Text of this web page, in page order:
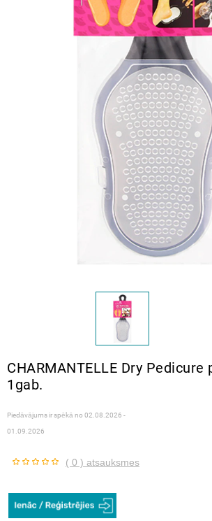
CHARMANTELLE Dry Pedicure
1gab.
Piedāvājums ir spēkā no 02.08.2026 -
01.09.2026
( 0 ) atsauksmes